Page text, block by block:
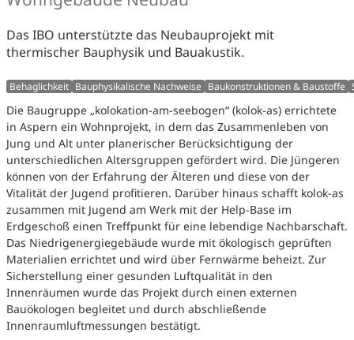
Das IBO unterstützte das Neubauprojekt mit
thermischer Bauphysik und Bauakustik.
Behaglichkeit Bauphysikalische Nachweise Baukonstruktionen & Baustoffe
Die Baugruppe „kolokation-am-seebogen“ (kolok-as) errichtete
in Aspern ein Wohnprojekt, in dem das Zusammenleben von
Jung und Alt unter planerischer Berücksichtigung der
unterschiedlichen Altersgruppen gefördert wird. Die Jüngeren
können von der Erfahrung der Älteren und diese von der
Vitalität der Jugend profitieren. Darüber hinaus schafft kolok-as
zusammen mit Jugend am Werk mit der Help-Base im
Erdgeschoß einen Treffpunkt für eine lebendige Nachbarschaft.
Das Niedrigenergiegebäude wurde mit ökologisch geprüften
Materialien errichtet und wird über Fernwärme beheizt. Zur
Sicherstellung einer gesunden Luftqualität in den
Innenräumen wurde das Projekt durch einen externen
Bauökologen begleitet und durch abschließende
Innenraumluftmessungen bestätigt.